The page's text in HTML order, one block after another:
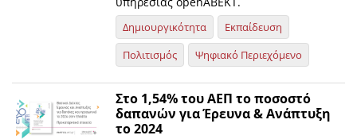
Δημιουργικότητα
Εκπαίδευση
Πολιτισμός
Ψηφιακό Περιεχόμενο
Στο 1,54% του ΑΕΠ το ποσοστό
δαπανών για Έρευνα & Ανάπτυξη
το 2024